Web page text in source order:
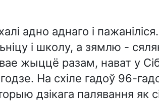
адно аднаго і
і школу, а зямлю -
жыццё разам, нават у
На схіле гадоў 96-
дзікага палявання як